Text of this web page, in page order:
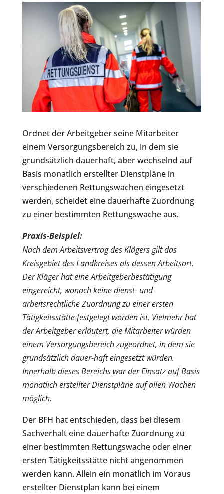
Ordnet der Arbeitgeber seine Mitarbeiter
einem Versorgungsbereich zu, in dem sie
grundsätzlich dauerhaft, aber wechselnd auf
Basis monatlich erstellter Dienstpläne in
verschiedenen Rettungswachen eingesetzt
werden, scheidet eine dauerhafte Zuordnung
zu einer bestimmten Rettungswache aus.
Praxis-Beispiel:
Nach dem Arbeitsvertrag des Klägers gilt das
Kreisgebiet des Landkreises als dessen Arbeitsort.
Der Kläger hat eine Arbeitgeberbestätigung
eingereicht, wonach keine dienst- und
arbeitsrechtliche Zuordnung zu einer ersten
Tätigkeitsstätte festgelegt worden ist. Vielmehr hat
der Arbeitgeber erläutert, die Mitarbeiter würden
einem Versorgungsbereich zugeordnet, in dem sie
grundsätzlich dauer-haft eingesetzt würden.
Innerhalb dieses Bereichs war der Einsatz auf Basis
monatlich erstellter Dienstpläne auf allen Wachen
möglich.
Der BFH hat entschieden, dass bei diesem
Sachverhalt eine dauerhafte Zuordnung zu
einer bestimmten Rettungswache oder einer
ersten Tätigkeitsstätte nicht angenommen
werden kann. Allein ein monatlich im Voraus
erstellter Dienstplan kann bei einem